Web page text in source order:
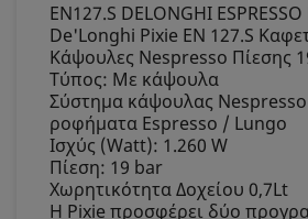
EN127.S DELONGHI
De'Longhi Pixie EN 127.S
Κάψουλες Nespresso Πίεσης
Τύπος: Με κάψουλα
Σύστημα κάψουλας
ροφήματα Espresso / Lungo
Ισχύς (Watt): 1.260 W
Πίεση: 19 bar
Χωρητικότητα Δοχείου 0,7Lt
Η Pixie προσφέρει δύο